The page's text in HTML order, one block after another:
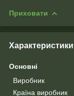
Приховати
Характеристики
Основні
Виробник
Країна виробник